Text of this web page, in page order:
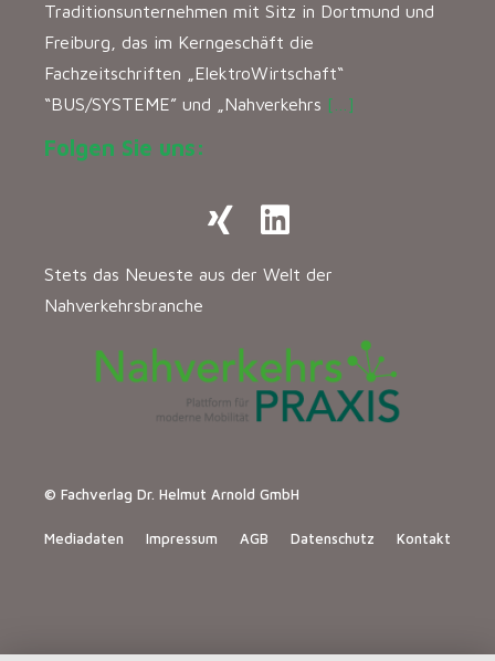
Traditionsunternehmen mit Sitz in Dortmund und
Freiburg, das im Kerngeschäft die
Fachzeitschriften „ElektroWirtschaft“
“BUS/SYSTEME” und „Nahverkehrs […]
Folgen Sie uns:
Stets das Neueste aus der Welt der
Nahverkehrsbranche
© Fachverlag Dr. Helmut Arnold GmbH
Mediadaten Impressum AGB Datenschutz Kontakt